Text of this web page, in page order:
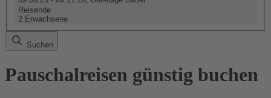
Reisende
2 Erwachsene
Suchen
Pauschalreisen günstig buchen